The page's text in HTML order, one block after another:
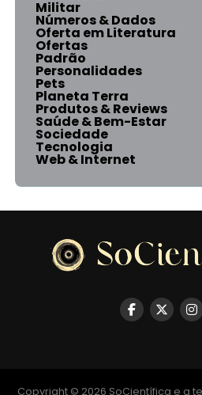
Militar
Números & Dados
Oferta em Literatura
Ofertas
Padrão
Personalidades
Pets
Planeta Terra
Produtos & Reviews
Saúde & Bem-Estar
Sociedade
Tecnologia
Web & Internet
Copyright © 2026 SoCientífica e a